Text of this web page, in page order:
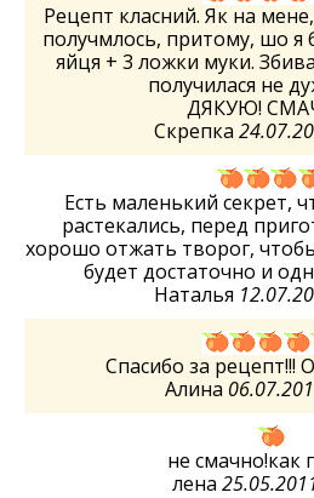
Рецепт класний. Як на
получмлось, притому, шо я
яйця + 3 ложки муки.
получилася не
ДЯКУЮ!
Скрепка
Есть маленький секрет,
растекались, перед
хорошо отжать творог,
будет достаточно и
Наталья
Спасибо за рецепт!!!
Алина
не смачно!как
лена